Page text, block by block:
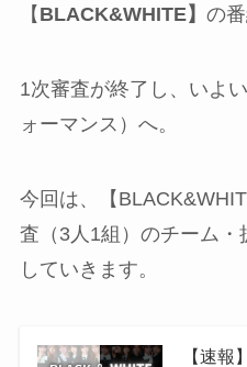
【 BLACK&WHITE】 の
1次審査が終了し、いよ
ォーマンス）へ。
今回は、【
査（3人1組）のチーム
していきます。
【速報